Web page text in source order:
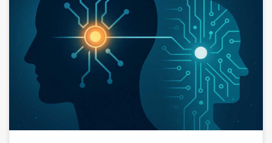
Kaum ein Begriff elektrisiert die Diskussion über Künstliche
Intelligenz so sehr wie das Bewusstsein. Wer ihn gebraucht, ruft
Erwartungen und […]